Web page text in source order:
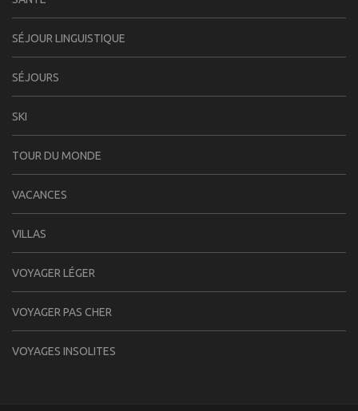
SÉJOUR LINGUISTIQUE
SÉJOURS
SKI
TOUR DU MONDE
VACANCES
VILLAS
VOYAGER LÉGER
VOYAGER PAS CHER
VOYAGES INSOLITES